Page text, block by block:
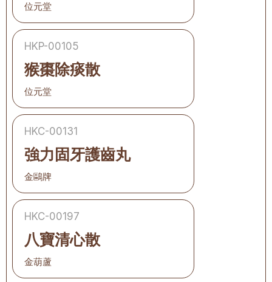
位元堂
HKP-00105
猴棗除痰散
位元堂
HKC-00131
強力固牙護齒丸
金鷗牌
HKC-00197
八寶清心散
金葫蘆